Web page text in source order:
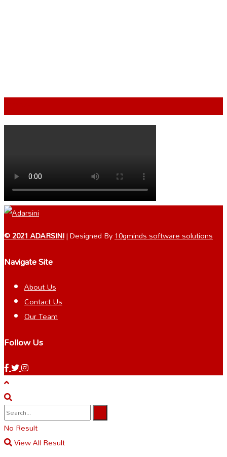
© 2021 ADARSINI| Designed By10gminds software solutions
Navigate Site
About Us
Contact Us
Our Team
Follow Us
No Result
View All Result